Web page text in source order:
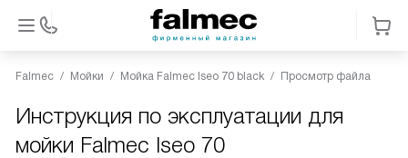
Falmec Мойки Мойка Falmec Iseo 70 black Просмотр файла
Инструкция по эксплуатации для
мойки Falmec Iseo 70